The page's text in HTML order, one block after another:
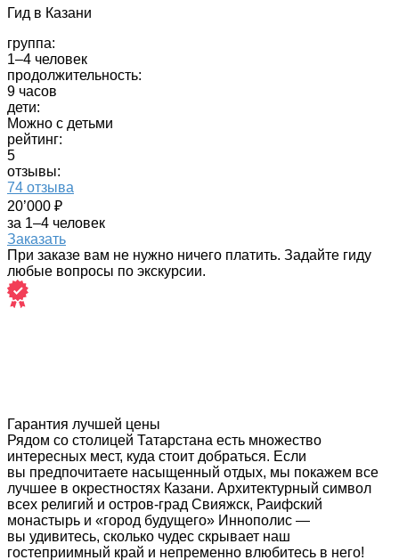
Гид в Казани
группа:
1–4 человек
продолжительность:
9 часов
дети:
Можно с детьми
рейтинг:
5
отзывы:
74 отзыва
20’000 ₽
за 1–4 человек
Заказать
При заказе вам не нужно ничего платить. Задайте гиду
любые вопросы по экскурсии.
Гарантия лучшей цены
Рядом со столицей Татарстана есть множество
интересных мест, куда стоит добраться. Если
вы предпочитаете насыщенный отдых, мы покажем все
лучшее в окрестностях Казани. Архитектурный символ
всех религий и остров-град Свияжск, Раифский
монастырь и «город будущего» Иннополис —
вы удивитесь, сколько чудес скрывает наш
гостеприимный край и непременно влюбитесь в него!